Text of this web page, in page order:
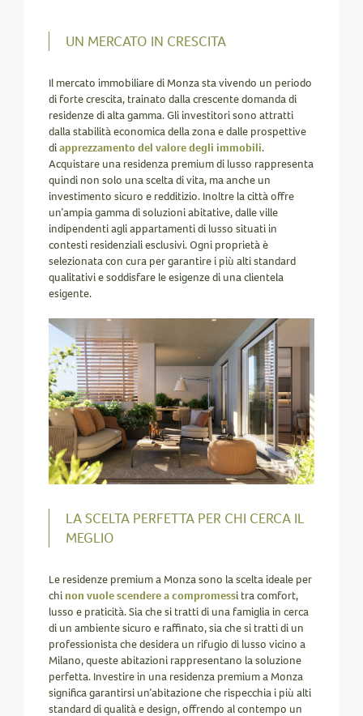
UN MERCATO IN CRESCITA
Il mercato immobiliare di Monza sta vivendo un periodo
di forte crescita, trainato dalla crescente domanda di
residenze di alta gamma. Gli investitori sono attratti
dalla stabilità economica della zona e dalle prospettive
diapprezzamento del valore degli immobili.
Acquistare una residenza premium di lusso rappresenta
quindi non solo una scelta di vita, ma anche un
investimento sicuro e redditizio. Inoltre la città offre
un’ampia gamma di soluzioni abitative, dalle ville
indipendenti agli appartamenti di lusso situati in
contesti residenziali esclusivi. Ogni proprietà è
selezionata con cura per garantire i più alti standard
qualitativi e soddisfare le esigenze di una clientela
esigente.
LA SCELTA PERFETTA PER CHI CERCA IL
MEGLIO
Le residenze premium a Monza sono la scelta ideale per
chi non vuole scendere a compromessi tra comfort,
lusso e praticità. Sia che si tratti di una famiglia in cerca
di un ambiente sicuro e raffinato, sia che si tratti di un
professionista che desidera un rifugio di lusso vicino a
Milano, queste abitazioni rappresentano la soluzione
perfetta. Investire in una residenza premium a Monza
significa garantirsi un’abitazione che rispecchia i più alti
standard di qualità e design, offrendo al contempo un